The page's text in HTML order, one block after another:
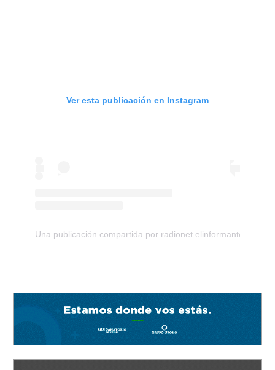
Ver esta publicación en Instagram
Una publicación compartida por radionet.elinformante